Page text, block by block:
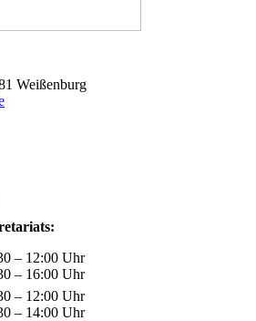
Weißenburg
– 12:00 Uhr
– 16:00 Uhr
– 12:00 Uhr
– 14:00 Uhr